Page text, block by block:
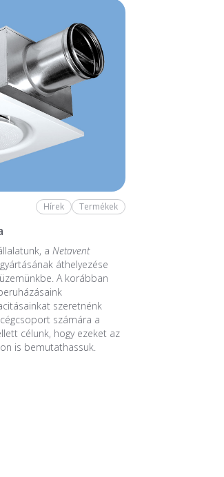
Hírek Termékek
aNetavent
áthelyezése
A korábban
szeretnénk
számára a
célunk, hogy ezeket az
is bemutathassuk.